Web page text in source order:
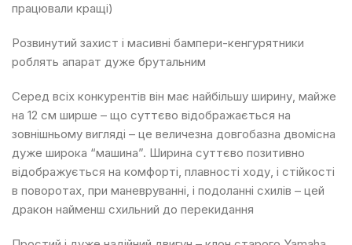
працювали кращі)
Розвинутий захист і масивні бампери-кенгурятники
роблять апарат дуже брутальним
Серед всіх конкурентів він має найбільшу ширину, майже
на 12 см ширше – що суттєво відображається на
зовнішньому вигляді – це величезна довгобазна двомісна
дуже широка “машина”. Ширина суттєво позитивно
відображується на комфорті, плавності ходу, і стійкості
в поворотах, при маневруванні, і подоланні схилів – цей
дракон найменш схильний до перекидання